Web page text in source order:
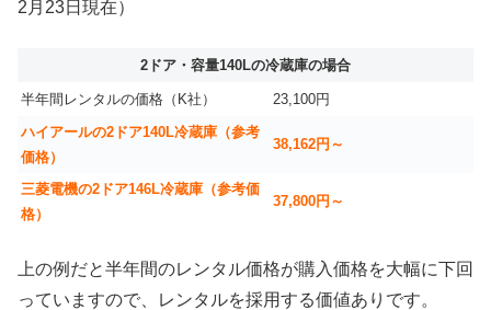
2月23日現在）
2ドア・容量140Lの冷蔵庫の場合
半年間レンタルの価格（K社）
23,100円
ハイアールの2ドア140L冷蔵庫（参考
価格）
38,162円～
三菱電機の2ドア146L冷蔵庫（参考価
格）
37,800円～
上の例だと半年間のレンタル価格が購入価格を大幅に下回
っていますので、レンタルを採用する価値ありです。